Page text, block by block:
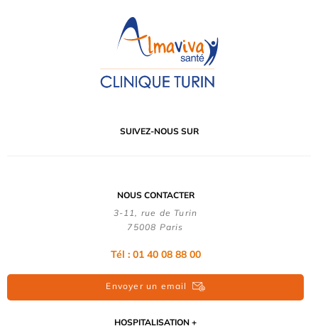
SUIVEZ-NOUS SUR
NOUS CONTACTER
3-11, rue de Turin
75008 Paris
Tél : 01 40 08 88 00
Envoyer un email
HOSPITALISATION